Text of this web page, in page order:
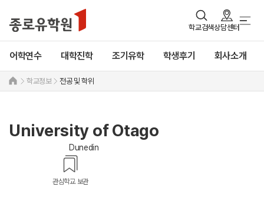
학교검색상담센터
어학연수 대학진학 조기유학 학생후기 회사소개
학교정보 전공 및 학위
University of Otago
Dunedin
관심학교 보관